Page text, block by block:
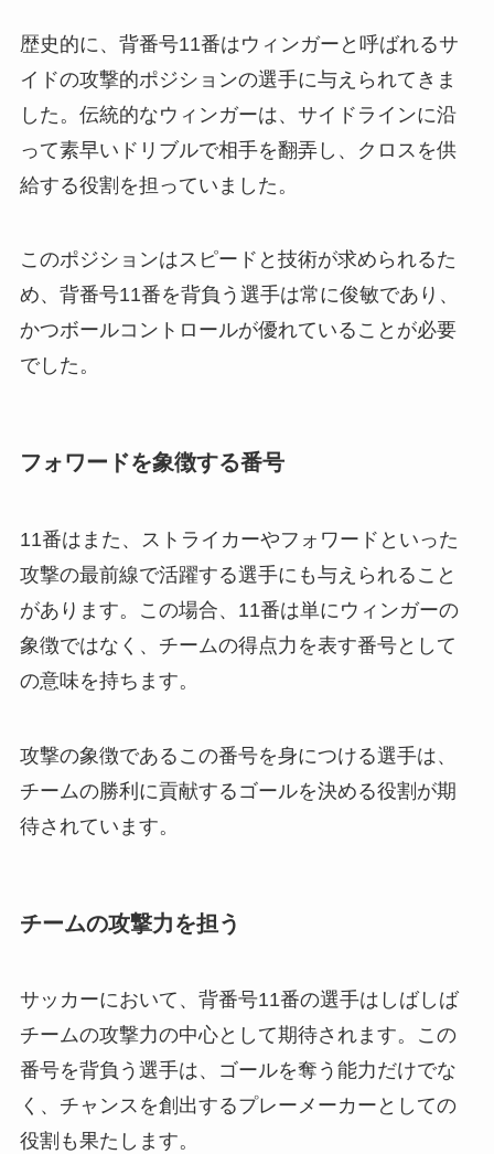
歴史的に、背番号11番はウィンガーと呼ばれるサ
イドの攻撃的ポジションの選手に与えられてきま
した。伝統的なウィンガーは、サイドラインに沿
って素早いドリブルで相手を翻弄し、クロスを供
給する役割を担っていました。
このポジションはスピードと技術が求められるた
め、背番号11番を背負う選手は常に俊敏であり、
かつボールコントロールが優れていることが必要
でした。
フォワードを象徴する番号
11番はまた、ストライカーやフォワードといった
攻撃の最前線で活躍する選手にも与えられること
があります。この場合、11番は単にウィンガーの
象徴ではなく、チームの得点力を表す番号として
の意味を持ちます。
攻撃の象徴であるこの番号を身につける選手は、
チームの勝利に貢献するゴールを決める役割が期
待されています。
チームの攻撃力を担う
サッカーにおいて、背番号11番の選手はしばしば
チームの攻撃力の中心として期待されます。この
番号を背負う選手は、ゴールを奪う能力だけでな
く、チャンスを創出するプレーメーカーとしての
役割も果たします。